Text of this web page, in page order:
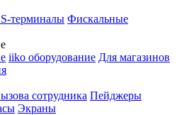
терминалы Фискальные
iiko оборудование Для магазинов
сотрудника Пейджеры
Экраны